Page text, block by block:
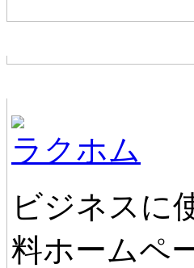
ラクホム
ビジネスに
料ホームペ